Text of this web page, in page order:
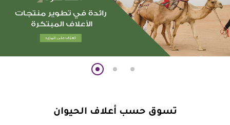
تسوق حسب أعلاف الحيوان